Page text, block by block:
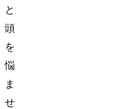
と
頭
を
悩
ま
せ